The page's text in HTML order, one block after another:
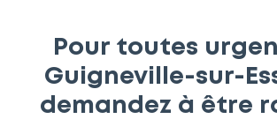
Pour toutes
Guigneville-sur-
demandez à être